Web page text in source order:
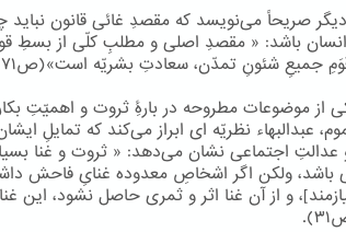
صریحاً می‌نویسد که مقصدِ غائی قانون نباید
باشد: « مقصدِ اصلی و مطلبِ کلّی از بسطِ
جمیعِ شئونِ تمدّن، سعادتِ بشریّه است»(ص۷۱).
موضوعات مطروحه در بارۀِ ثروت و اهمیّتِ
عبدالبهاء نظریّه ای ابراز می‌کند که تمایلِ
عدالتِ اجتماعی نشان می‌دهد: « ثروت و غنا
باشد، ولکن اگر اشخاصِ معدوده غنایِ فاحش
و از آن غنا اثر و ثمری حاصل نشود، این